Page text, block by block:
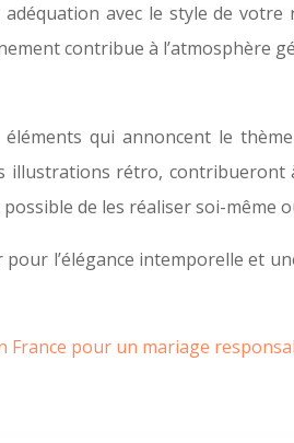
avec le style de
contribue à l’atmosphère
qui annoncent le
illustrations rétro,
de les réaliser soi-même
l’élégance intemporelle et
France pour un mariage